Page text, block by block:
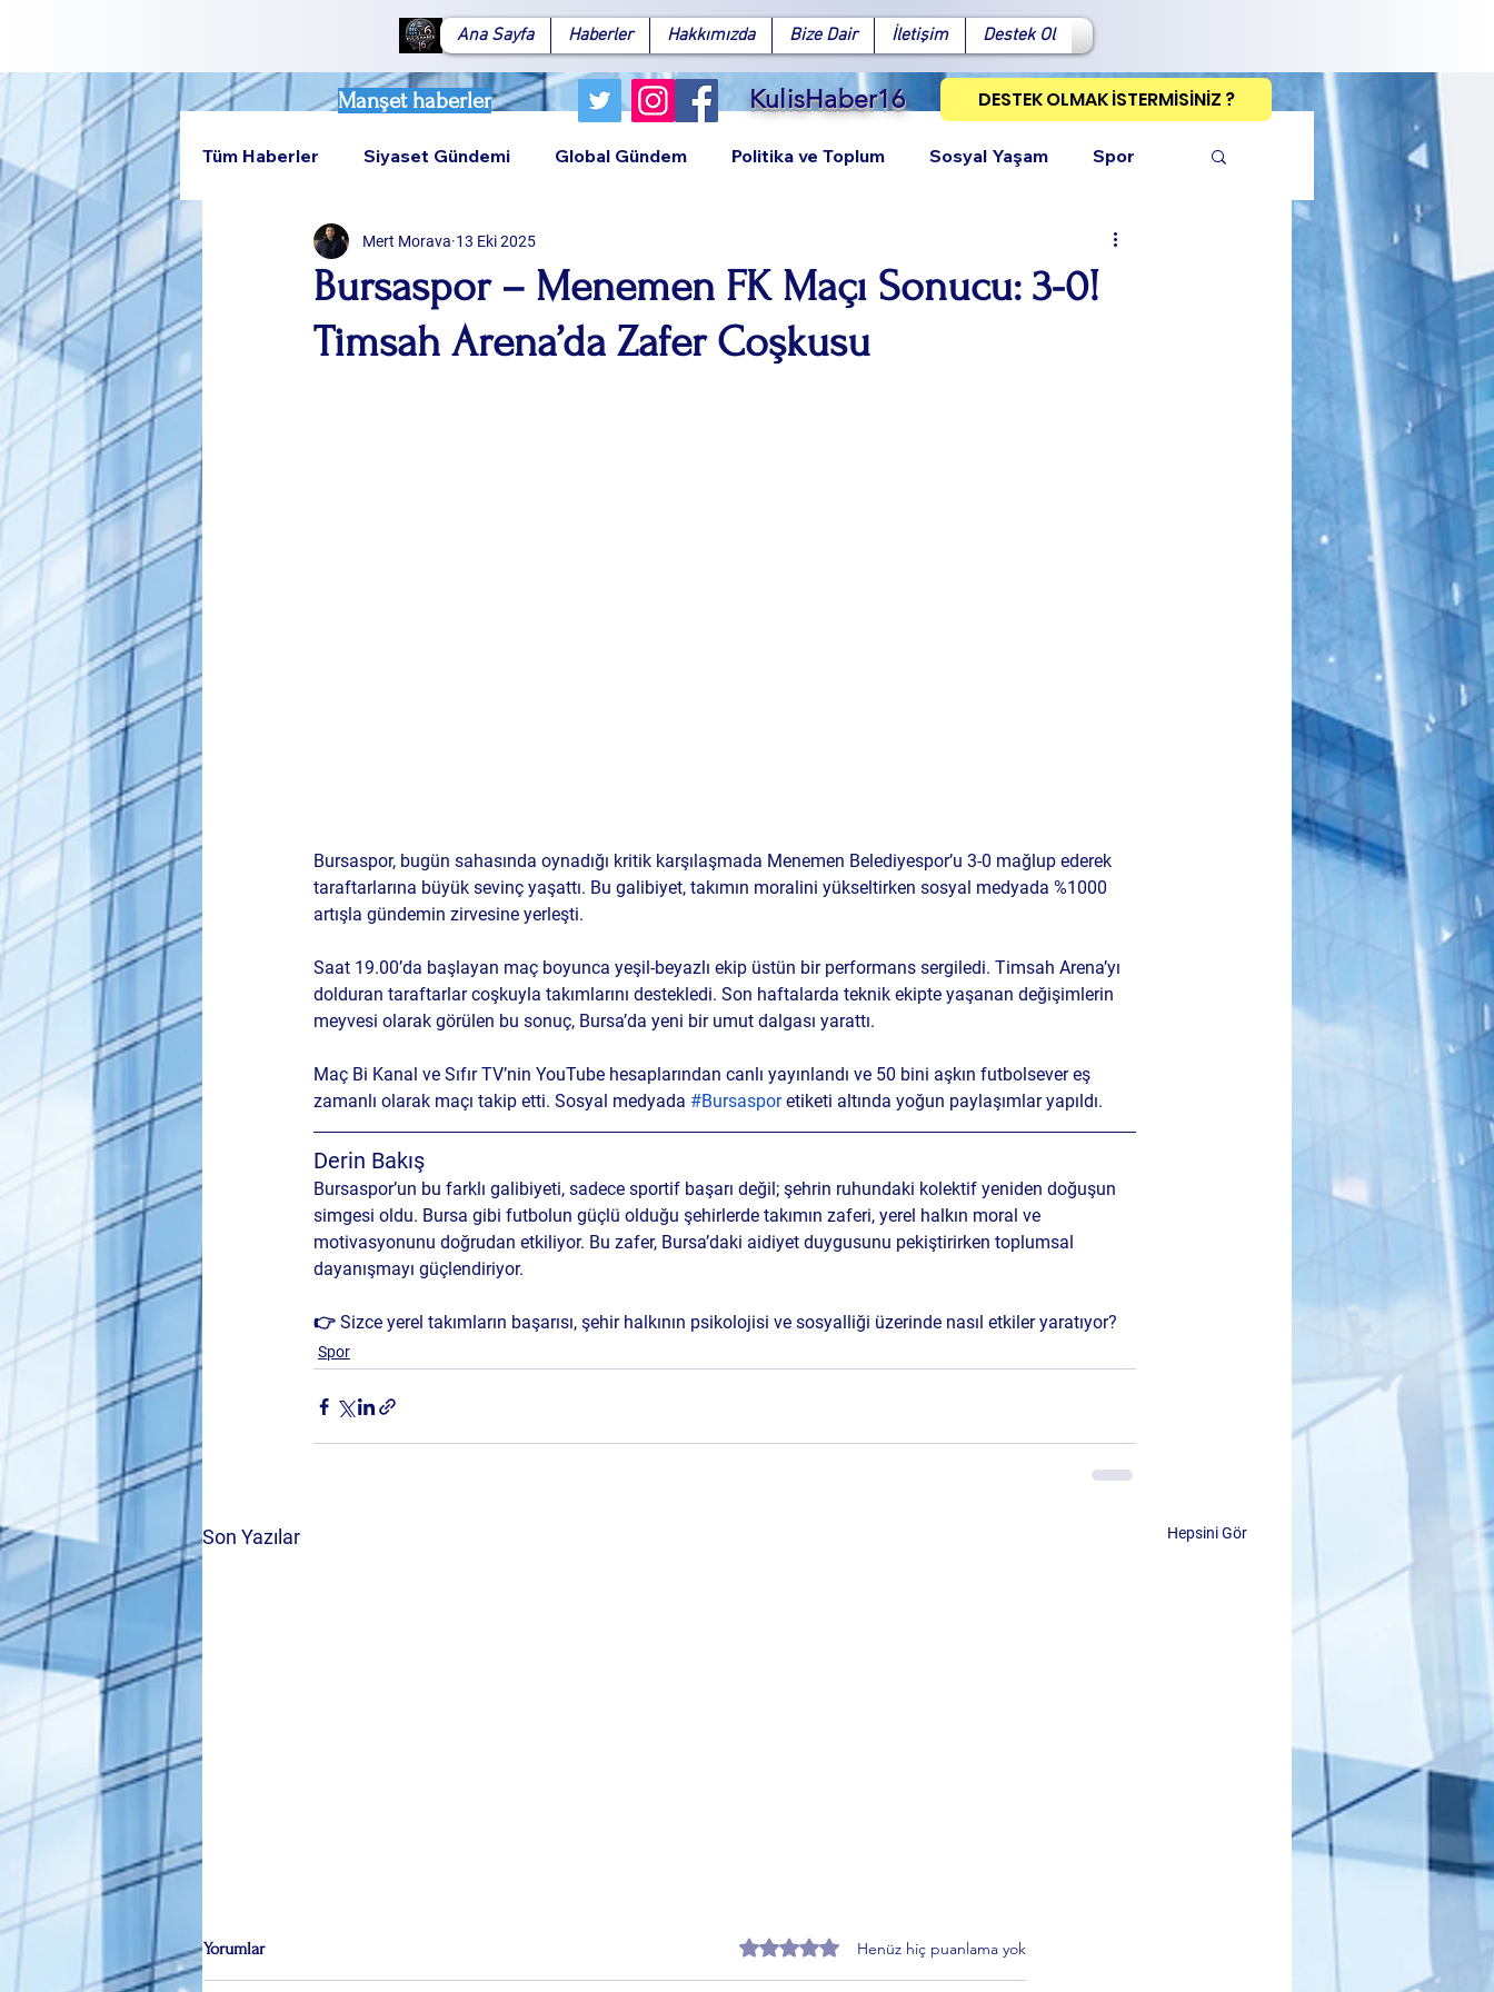
Ana Sayfa Haberler Hakkımızda Bize Dair İletişim Destek Ol
Manşet haberler KulisHaber16 DESTEK OLMAK İSTERMİSİNİZ ?
FacebookX (Twitter)WhatsAppLinkedIn
Tüm Haberler Siyaset Gündemi Global Gündem Politika ve Toplum Sosyal Yaşam Spor
Teknoloji Rumeli
Bursaspor – Menemen FK Maçı Sonucu: 3-0!
Timsah Arena’da Zafer Coşkusu
Mert Morava 13 Eki 2025
Bursaspor, bugün sahasında oynadığı kritik karşılaşmada Menemen Belediyespor’u 3-0 mağlup ederek
taraftarlarına büyük sevinç yaşattı. Bu galibiyet, takımın moralini yükseltirken sosyal medyada %1000
artışla gündemin zirvesine yerleşti.
Saat 19.00’da başlayan maç boyunca yeşil-beyazlı ekip üstün bir performans sergiledi. Timsah Arena’yı
dolduran taraftarlar coşkuyla takımlarını destekledi. Son haftalarda teknik ekipte yaşanan değişimlerin
meyvesi olarak görülen bu sonuç, Bursa’da yeni bir umut dalgası yarattı.
Maç Bi Kanal ve Sıfır TV’nin YouTube hesaplarından canlı yayınlandı ve 50 bini aşkın futbolsever eş
zamanlı olarak maçı takip etti. Sosyal medyada #Bursaspor etiketi altında yoğun paylaşımlar yapıldı.
Derin Bakış
Bursaspor’un bu farklı galibiyeti, sadece sportif başarı değil; şehrin ruhundaki kolektif yeniden doğuşun
simgesi oldu. Bursa gibi futbolun güçlü olduğu şehirlerde takımın zaferi, yerel halkın moral ve
motivasyonunu doğrudan etkiliyor. Bu zafer, Bursa’daki aidiyet duygusunu pekiştirirken toplumsal
dayanışmayı güçlendiriyor.
👉 Sizce yerel takımların başarısı, şehir halkının psikolojisi ve sosyalliği üzerinde nasıl etkiler yaratıyor?
Spor
Son Yazılar Hepsini Gör
Yorumlar 5 üzerinden 0 yıldızHenüz hiç puanlama yok